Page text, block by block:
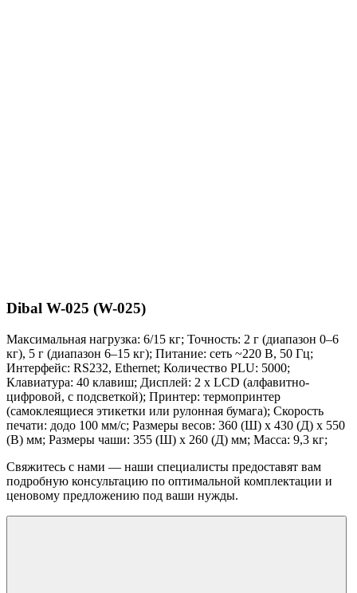
Dibal W-025 (W-025)
Максимальная нагрузка: 6/15 кг; Точность: 2 г (диапазон 0–6
кг), 5 г (диапазон 6–15 кг); Питание: сеть ~220 В, 50 Гц;
Интерфейс: RS232, Ethernet; Количество PLU: 5000;
Клавиатура: 40 клавиш; Дисплей: 2 x LCD (алфавитно-
цифровой, с подсветкой); Принтер: термопринтер
(самоклеящиеся этикетки или рулонная бумага); Скорость
печати: додо 100 мм/с; Размеры весов: 360 (Ш) x 430 (Д) x 550
(В) мм; Размеры чаши: 355 (Ш) x 260 (Д) мм; Масса: 9,3 кг;
Свяжитесь с нами — наши специалисты предоставят вам
подробную консультацию по оптимальной комплектации и
ценовому предложению под ваши нужды.